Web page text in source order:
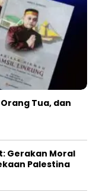
Tua, dan
Gerakan Moral
Palestina